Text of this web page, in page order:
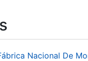
Nacional De